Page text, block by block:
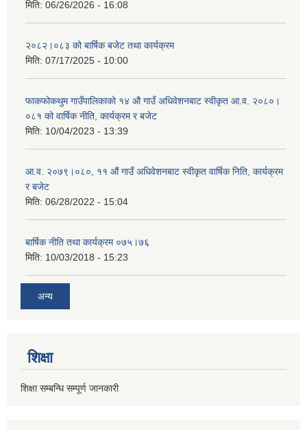
मिति: 06/26/2026 - 16:08
२०८२।०८३ को बार्षिक बजेट तथा कार्यक्रम
मिति: 07/17/2025 - 10:00
फाकफोकथुम गाउँपालिकाको १४ औ गाउँ अधिवेशनबाट स्वीकृत आ.व. २०८०।
०८१ को वार्षिक नीति, कार्यक्रम र बजेट
मिति: 10/04/2023 - 13:39
आ.व. २०७९।०८०, ११ औं गाउँ अधिवेशनबाट स्वीकृत वार्षिक निति, कार्यक्रम
र बजेट
मिति: 06/28/2022 - 15:04
बार्षिक नीति तथा कार्यक्रम ०७५।७६
मिति: 10/03/2018 - 15:23
अन्य
शिक्षा
शिक्षा सम्बन्धि सम्पूर्ण जानकारी